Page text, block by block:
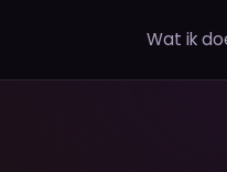
Wat ik